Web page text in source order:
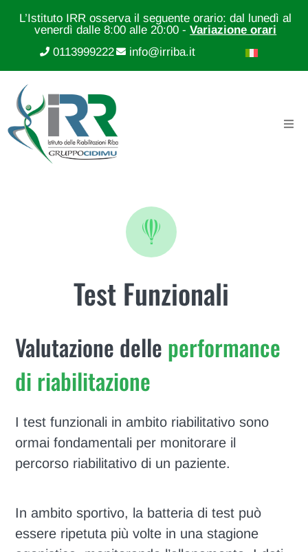
L’Istituto IRR osserva il seguente orario: dal lunedì al
venerdì dalle 8:00 alle 20:00 -Variazione orari
0113999222
info@irriba.it
Test Funzionali
Valutazione delle performance
di riabilitazione
I test funzionali in ambito riabilitativo sono
ormai fondamentali per monitorare il
percorso riabilitativo di un paziente.
In ambito sportivo, la batteria di test può
essere ripetuta più volte in una stagione